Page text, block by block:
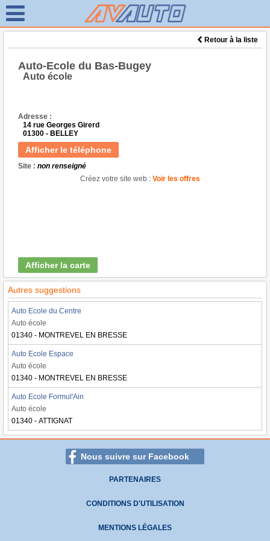
Retour à la liste
Auto-Ecole du Bas-Bugey
Auto école
Adresse :
14 rue Georges Girerd
01300 - BELLEY
Afficher le téléphone
Site : non renseigné
Créez votre site web : Voir les offres
Afficher la carte
Autres suggestions
Auto Ecole du Centre
Auto école
01340 - MONTREVEL EN BRESSE
Auto Ecole Espace
Auto école
01340 - MONTREVEL EN BRESSE
Auto Ecole Formul'Ain
Auto école
01340 - ATTIGNAT
Nous suivre sur Facebook
PARTENAIRES
CONDITIONS D'UTILISATION
MENTIONS LÉGALES